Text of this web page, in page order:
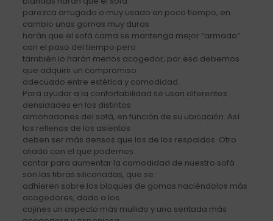
parezca arrugado o muy usado en poco tiempo, en
cambio unas gomas muy duras
harán que el sofá cama se mantenga mejor “armado”
con el paso del tiempo pero
también lo harán menos acogedor, por eso debemos
que adquirir un compromiso
adecuado entre estética y comodidad.
Para ayudar a la confortabilidad se usan diferentes
densidades en los distintos
almohadones del sofá, en función de su ubicación. Así
los rellenos de los asientos
deben ser más densos que los de los respaldos. Otro
aliado con el que podemos
contar para aumentar la comodidad de nuestro sofá
son las fibras siliconadas, que se
adhieren sobre los bloques de gomas haciéndolos más
acogedores, dado a los
cojines un aspecto más mullido y una sentada más